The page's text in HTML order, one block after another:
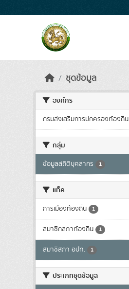
ชุดข้อมูล
องค์กร
กรมส่งเสริมการปกครองท้องถิ่น
กลุ่ม
ข้อมูลสถิติบุคลากร 1
แท็ค
การเมืองท้องถิ่น 1
สมาชิกสภาท้องถิ่น 1
สมาชิสภา อปท. 1
ประเภทชุดข้อมูล